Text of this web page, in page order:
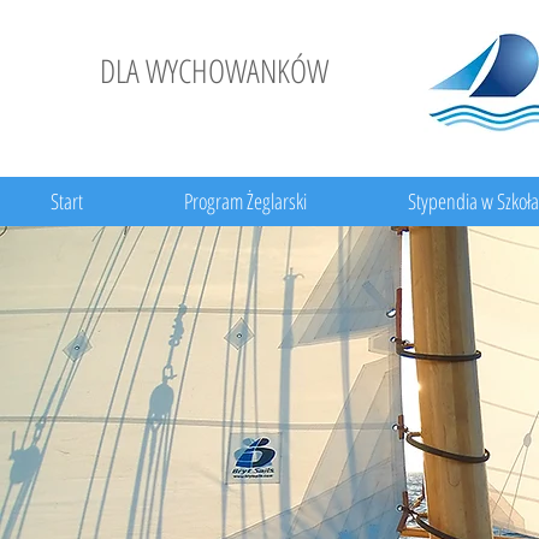
DLA WYCHOWANKÓW
Start Program Żeglarski Stypendia w